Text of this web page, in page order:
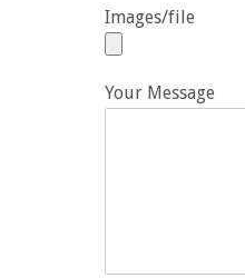
Images/file
Your Message